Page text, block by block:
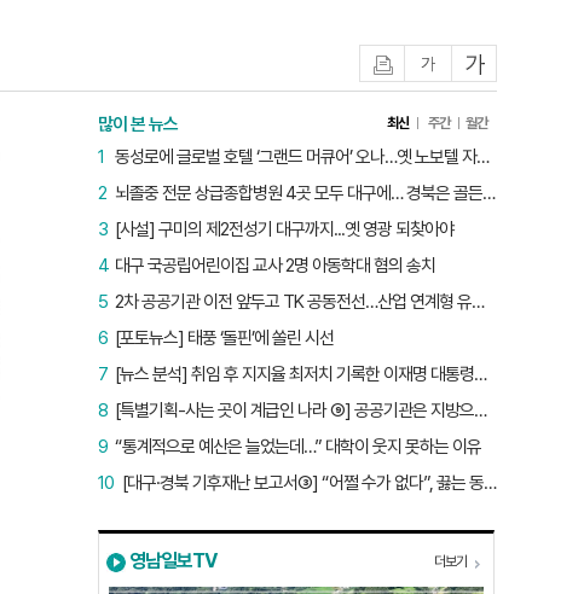
글자작게글자크게
많이 본 뉴스 최신 주간 월간
동성로에 글로벌 호텔 ‘그랜드 머큐어’ 오나…옛 노보텔 자리 사무실 개설
1
뇌졸중 전문 상급종합병원 4곳 모두 대구에… 경북은 골든타임 사각지대
2
[사설] 구미의 제2전성기 대구까지...옛 영광 되찾아야
3
대구 국공립어린이집 교사 2명 아동학대 혐의 송치
4
2차 공공기관 이전 앞두고 TK 공동전선…산업 연계형 유치 승부수
5
[포토뉴스] 태풍 ‘돌핀’에 쏠린 시선
6
[뉴스 분석] 취임 후 지지율 최저치 기록한 이재명 대통령…왜?
7
[특별기획-사는 곳이 계급인 나라 ⑨] 공공기관은 지방으로 왔지만, 그들이 사는 곳은 서울이었다
8
“통계적으로 예산은 늘었는데…” 대학이 웃지 못하는 이유
9
[대구·경북 기후재난 보고서③] “어쩔 수가 없다”, 끓는 동해…‘절멸 위기’ 경북 수산업
10
영남일보TV 더보기